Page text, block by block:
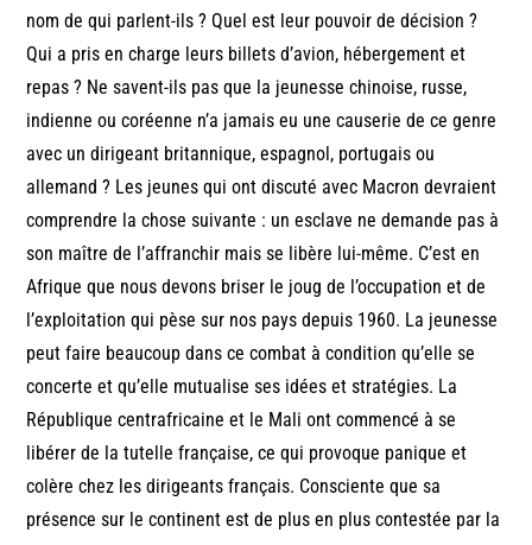
nom de qui parlent-ils ? Quel est leur pouvoir de décision ?
Qui a pris en charge leurs billets d’avion, hébergement et
repas ? Ne savent-ils pas que la jeunesse chinoise, russe,
indienne ou coréenne n’a jamais eu une causerie de ce genre
avec un dirigeant britannique, espagnol, portugais ou
allemand ? Les jeunes qui ont discuté avec Macron devraient
comprendre la chose suivante : un esclave ne demande pas à
son maître de l’affranchir mais se libère lui-même. C’est en
Afrique que nous devons briser le joug de l’occupation et de
l’exploitation qui pèse sur nos pays depuis 1960. La jeunesse
peut faire beaucoup dans ce combat à condition qu’elle se
concerte et qu’elle mutualise ses idées et stratégies. La
République centrafricaine et le Mali ont commencé à se
libérer de la tutelle française, ce qui provoque panique et
colère chez les dirigeants français. Consciente que sa
présence sur le continent est de plus en plus contestée par la